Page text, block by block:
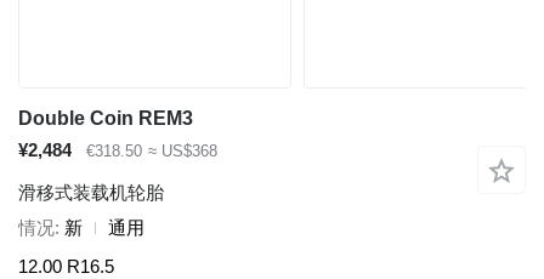
Double Coin REM3
¥2,484
€318.50 ≈ US$368
滑移式装载机轮胎
情况 新
通用
12.00 R16.5